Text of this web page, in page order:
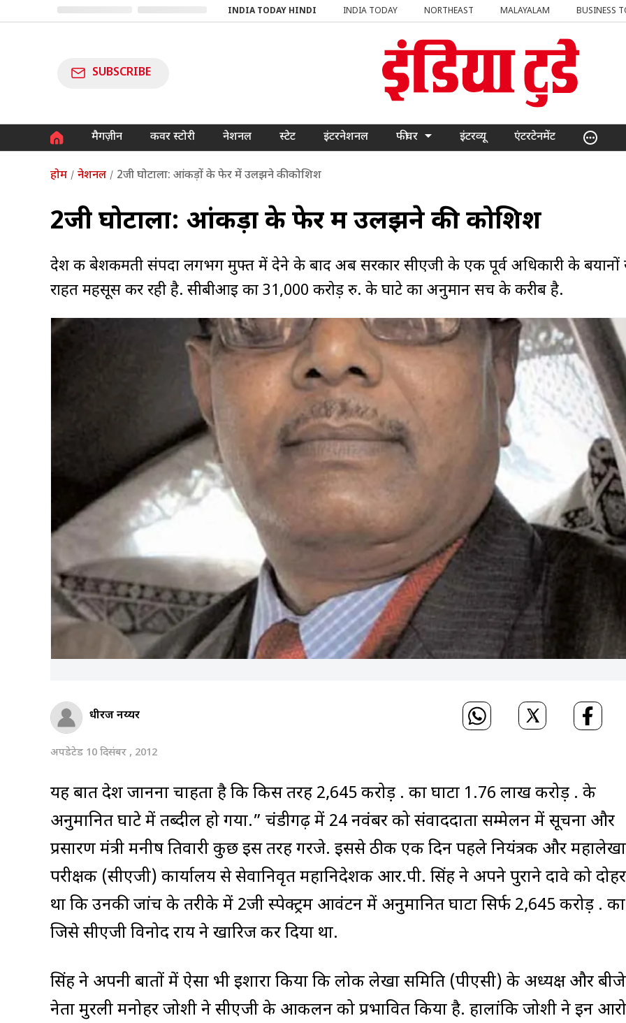
INDIA TODAY HINDI INDIA TODAY NORTHEAST MALAYALAM BUSINESS
SUBSCRIBE
मैगज़ीन कवर स्टोरी नेशनल स्टेट इंटरनेशनल फीचर इंटरव्यू एंटरटेनमेंट
होम नेशनल 2जी घोटाला: आंकड़ों के फेर में उलझने की कोशिश
2जी घोटाला: आंकड़ों के फेर में उलझने की कोशिश
देश की बेशकीमती संपदा लगभग मुफ्त में देने के बाद अब सरकार सीएजी के एक पूर्व अधिकारी के बयानों
राहत महसूस कर रही है. सीबीआइ का 31,000 करोड़ रु. के घाटे का अनुमान सच के करीब है.
धीरज नय्यर
अपडेटेड 10 दिसंबर , 2012
यह बात देश जानना चाहता है कि किस तरह 2,645 करोड़ रु. का घाटा 1.76 लाख करोड़ रु. के
अनुमानित घाटे में तब्दील हो गया.” चंडीगढ़ में 24 नवंबर को संवाददाता सम्मेलन में सूचना और
प्रसारण मंत्री मनीष तिवारी कुछ इस तरह गरजे. इससे ठीक एक दिन पहले नियंत्रक और महालेखा
परीक्षक (सीएजी) कार्यालय से सेवानिवृत महानिदेशक आर.पी. सिंह ने अपने पुराने दावे को
था कि उनकी जांच के तरीके में 2जी स्पेक्ट्रम आवंटन में अनुमानित घाटा सिर्फ 2,645 करोड़ रु.
जिसे सीएजी विनोद राय ने खारिज कर दिया था.
सिंह ने अपनी बातों में ऐसा भी इशारा किया कि लोक लेखा समिति (पीएसी) के अध्यक्ष और
नेता मुरली मनोहर जोशी ने सीएजी के आकलन को प्रभावित किया है. हालांकि जोशी ने इन